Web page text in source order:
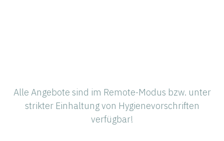
Alle Angebote sind im Remote-Modus bzw. unter
strikter Einhaltung von Hygienevorschriften
verfügbar!